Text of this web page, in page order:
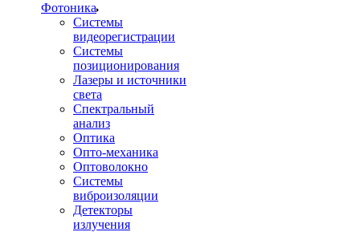
Фотоника
Cистемы
видеорегистрации
Системы
позиционирования
Лазеры и источники
света
Спектральный
анализ
Оптика
Опто-механика
Оптоволокно
Системы
виброизоляции
Детекторы
излучения